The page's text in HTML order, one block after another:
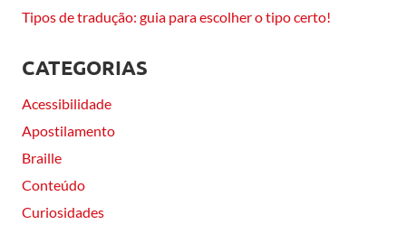
Tipos de tradução: guia para escolher o tipo certo!
CATEGORIAS
Acessibilidade
Apostilamento
Braille
Conteúdo
Curiosidades